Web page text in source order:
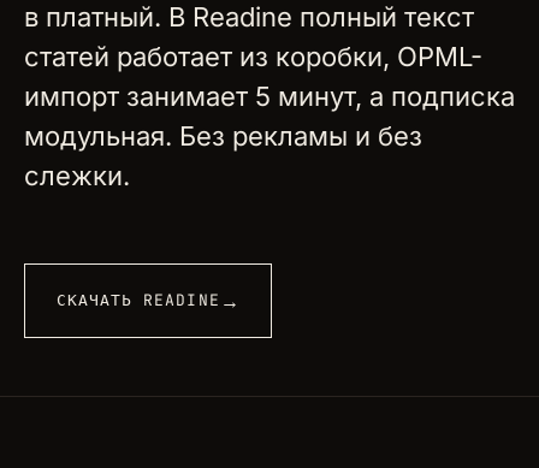
в платный. В Readine полный текст
статей работает из коробки, OPML-
импорт занимает 5 минут, а подписка
модульная. Без рекламы и без
слежки.
СКАЧАТЬ READINE →